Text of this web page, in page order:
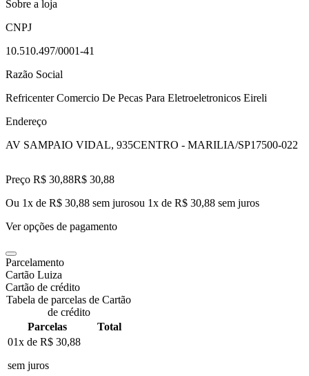
Sobre a loja
CNPJ
10.510.497/0001-41
Razão Social
Refricenter Comercio De Pecas Para Eletroeletronicos Eireli
Endereço
AV SAMPAIO VIDAL, 935CENTRO - MARILIA/SP17500-022
Preço R$ 30,88R$ 30,88
Ou 1x de R$ 30,88 sem jurosou 1x de R$ 30,88 sem juros
Ver opções de pagamento
Parcelamento
Cartão Luiza
Cartão de crédito
Tabela de parcelas de Cartão
de crédito
Parcelas
Total
01x de R$ 30,88
sem juros